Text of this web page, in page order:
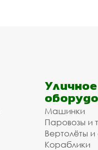
Машинки
Паровозы и
Вертолёты
Кораблики